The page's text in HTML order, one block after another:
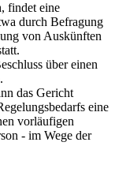
findet eine
durch Befragung
von Auskünften
über einen
das Gericht
eine
vorläufigen
- im Wege der